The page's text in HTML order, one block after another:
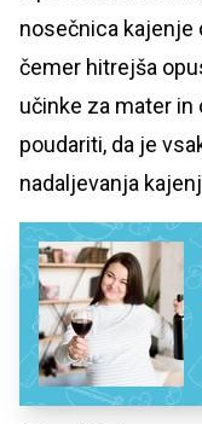
nosečnica kajenje
čemer hitrejša
učinke za mater in
poudariti, da je
nadaljevanja